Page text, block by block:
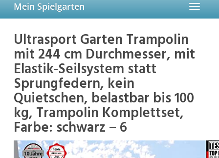
Toggle
Mein Spielgarten
Ultrasport Garten Trampolin
mit 244 cm Durchmesser, mit
Elastik-Seilsystem statt
Sprungfedern, kein
Quietschen, belastbar bis 100
kg, Trampolin Komplettset,
Farbe: schwarz – 6